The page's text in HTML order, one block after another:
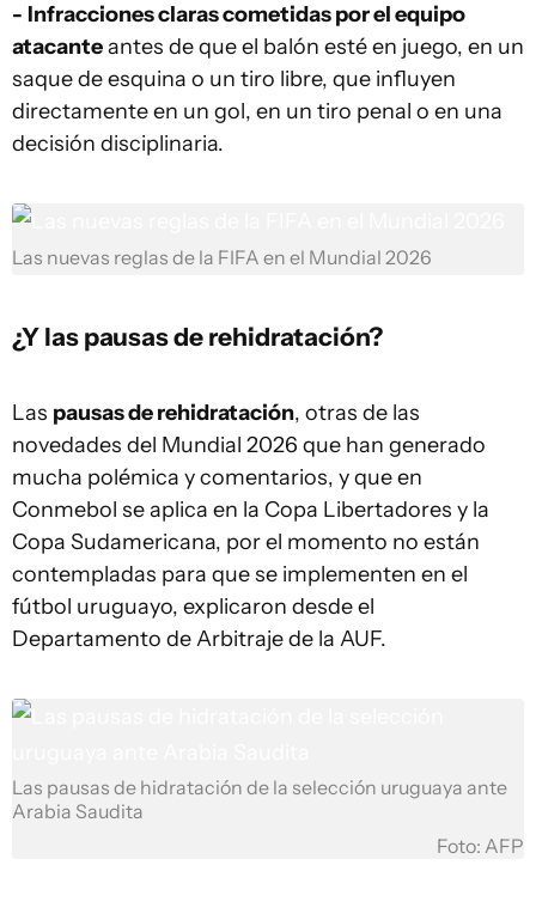
- Infracciones claras cometidas por el equipo
atacanteantes de que el balón esté en juego, en un
saque de esquina o un tiro libre, que influyen
directamente en un gol, en un tiro penal o en una
decisión disciplinaria.
Las nuevas reglas de la FIFA en el Mundial 2026
¿Y las pausas de rehidratación?
Las pausas de rehidratación, otras de las
novedades del Mundial 2026 que han generado
mucha polémica y comentarios, y que en
Conmebol se aplica en la Copa Libertadores y la
Copa Sudamericana, por el momento no están
contempladas para que se implementen en el
fútbol uruguayo, explicaron desde el
Departamento de Arbitraje de la AUF.
Las pausas de hidratación de la selección uruguaya ante
Arabia Saudita
Foto: AFP